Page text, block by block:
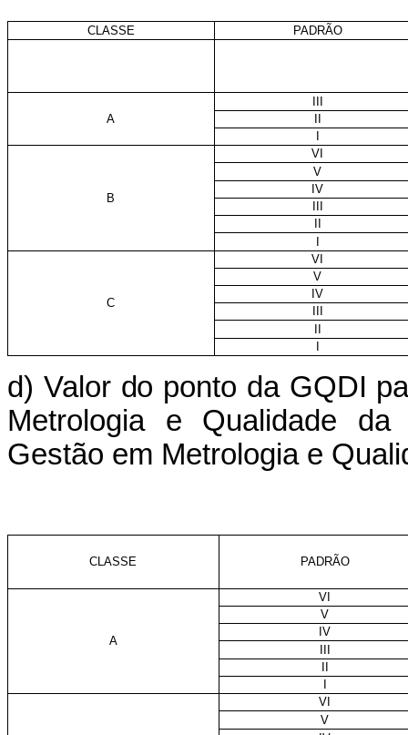
CLASSE PADRÃO
A
B
VI
V
IV
C
VI
V
IV
d) Valor do ponto da GQDI
Metrologia e Qualidade
Gestão em Metrologia e
CLASSE PADRÃO
A
VI
V
IV
VI
V